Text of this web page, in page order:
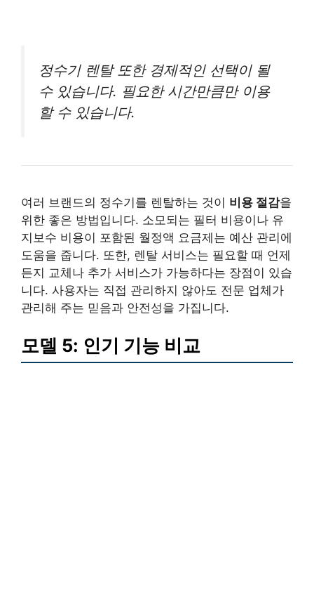
정수기 렌탈 또한 경제적인 선택이 될
수 있습니다. 필요한 시간만큼만 이용
할 수 있습니다.
여러 브랜드의 정수기를 렌탈하는 것이 비용 절감을
위한 좋은 방법입니다. 소모되는 필터 비용이나 유
지보수 비용이 포함된 월정액 요금제는 예산 관리에
도움을 줍니다. 또한, 렌탈 서비스는 필요할 때 언제
든지 교체나 추가 서비스가 가능하다는 장점이 있습
니다. 사용자는 직접 관리하지 않아도 전문 업체가
관리해 주는 믿음과 안전성을 가집니다.
모델 5: 인기 기능 비교